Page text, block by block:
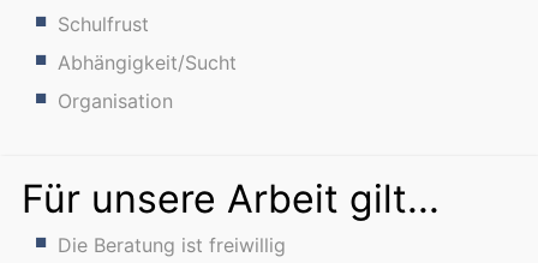
Schulfrust
Abhängigkeit/Sucht
Organisation
Für unsere Arbeit gilt...
Die Beratung ist freiwillig